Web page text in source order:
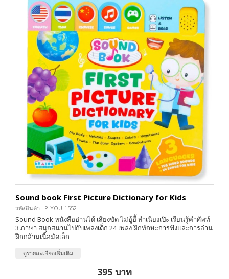
Sound book First Picture Dictionary for Kids
รหัสสินค้า : P-YOU-1552
Sound Book หนังสืออ่านได้ เสียงชัด ไม่อู้อี้ สำเนียงเป๊ะ เรียนรู้คำศัพท์
3 ภาษา สนุกสนานไปกับเพลงเด็ก 24 เพลง ฝึกทักษะการฟังและการอ่าน
ฝึกกล้ามเนื้อมัดเล็ก
ดูรายละเอียดเพิ่มเติม
395 บาท